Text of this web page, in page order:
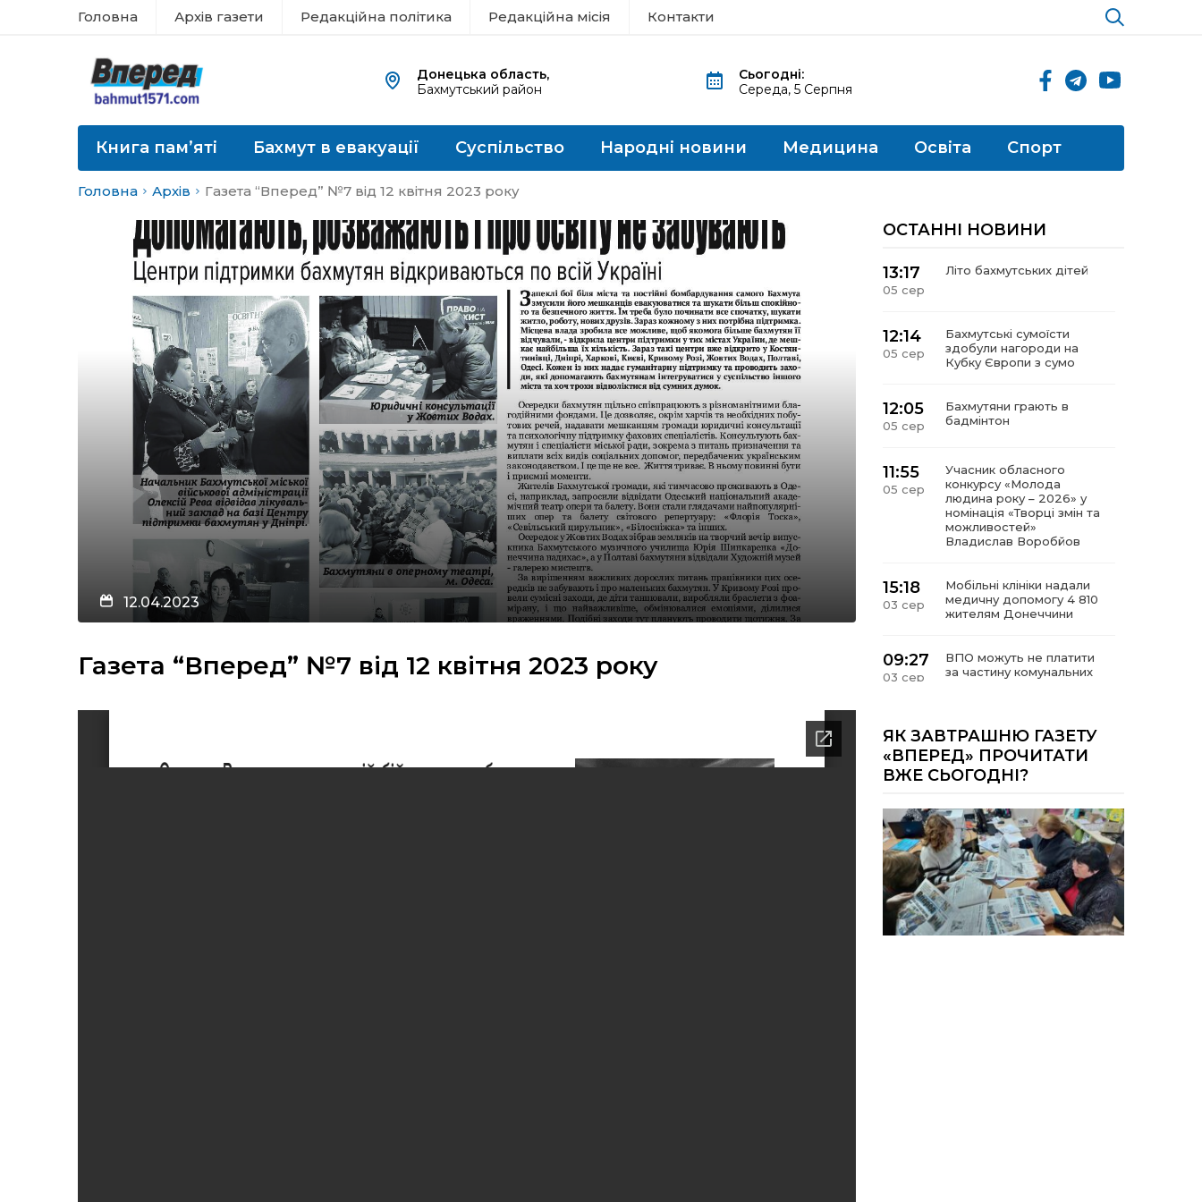
Головна Архів газети Редакційна політика Редакційна місія Контакти
Донецька область,
Бахмутський район
Сьогодні:
Середа, 5 Серпня
Книга пам’яті Бахмут в евакуації Суспільство Народні новини Медицина Освіта Спорт
Головна Архів Газета “Вперед” №7 від 12 квітня 2023 року
12.04.2023
Газета “Вперед” №7 від 12 квітня 2023 року
ОСТАННІ НОВИНИ
13:17
05 сер
Літо бахмутських дітей
12:14
05 сер
Бахмутські сумоїсти
здобули нагороди на
Кубку Європи з сумо
12:05
05 сер
Бахмутяни грають в
бадмінтон
11:55
05 сер
Учасник обласного
конкурсу «Молода
людина року – 2026» у
номінація «Творці змін та
можливостей»
Владислав Воробйов
15:18
03 сер
Мобільні клініки надали
медичну допомогу 4 810
жителям Донеччини
09:27
03 сер
ВПО можуть не платити
за частину комунальних
14:12
01 сер
Досі ВПО? Юристка
розповіла, коли
переселенці втрачають
виплати та статус
внутрішньо переміщеної
14:04
01 сер
Учасниця обласного
конкурсу «Молода
людина року – 2026» у
номінації «Пульс життя»
Аліна Кулик
ЯК ЗАВТРАШНЮ ГАЗЕТУ
«ВПЕРЕД» ПРОЧИТАТИ
ВЖЕ СЬОГОДНІ?